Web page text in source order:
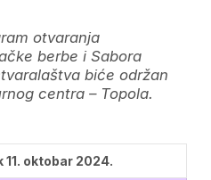
otvaranja
berbe i Sabora
biće održan
centra – Topola.
11. oktobar 2024.